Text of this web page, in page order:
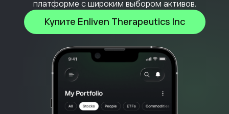
платформе с широким выбором активов.
Купите Enliven Therapeutics Inc